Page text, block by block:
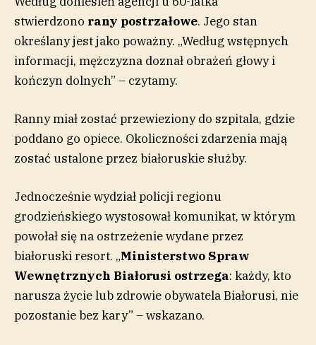
stwierdzono rany postrzałowe. Jego stan
określany jest jako poważny. „Według wstępnych
informacji, mężczyzna doznał obrażeń głowy i
kończyn dolnych” – czytamy.
Ranny miał zostać przewieziony do szpitala, gdzie
poddano go opiece. Okoliczności zdarzenia mają
zostać ustalone przez białoruskie służby.
Jednocześnie wydział policji regionu
grodzieńskiego wystosował komunikat, w którym
powołał się na ostrzeżenie wydane przez
białoruski resort. „Ministerstwo Spraw
Wewnętrznych Białorusi ostrzega: każdy, kto
narusza życie lub zdrowie obywatela Białorusi, nie
pozostanie bez kary” – wskazano.